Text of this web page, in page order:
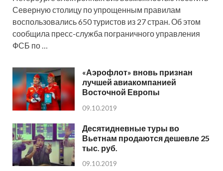
Северную столицу по упрощенным правилам
воспользовались 650 туристов из 27 стран. Об этом
сообщила пресс-служба пограничного управления
ФСБ по …
«Аэрофлот» вновь признан
лучшей авиакомпанией
Восточной Европы
09.10.2019
Десятидневные туры во
Вьетнам продаются дешевле 25
тыс. руб.
09.10.2019